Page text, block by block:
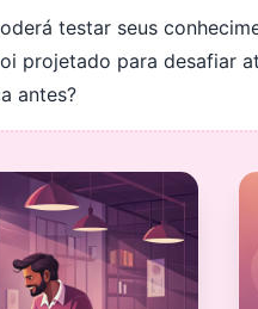
testar seus
projetado para desafiar
antes?